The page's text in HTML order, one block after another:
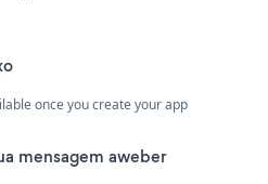
once you create your app
mensagem aweber